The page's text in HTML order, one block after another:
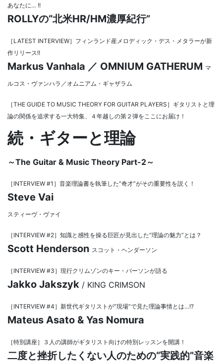
あなたに… !!
ROLLYの“北米HR/HM濃厚紀行”
［LATEST INTERVIEW］フィンランド産メロディック・デス・メタラーが新
作リリース!!
Markus Vanhala ／ OMNIUM GATHERUM マ
ルコス・ヴァンハラ／オムニアム・ギャザラム
［THE GUIDE TO MUSIC THEORY FOR GUITAR PLAYERS］ギタリストと理
論の関係を追求する一大特集、４年越しの第２弾をここにお届け！
続・ギターと理論
～The Guitar & Music Theory Part-2～
［INTERVIEW #1］音楽理論書を執筆した“奇才”がその重要性を説く！
Steve Vai
スティーヴ・ヴァイ
［INTERVIEW #2］知識と感性を操る巨匠が見出した“理論の魅力”とは？
Scott Henderson スコット・ヘンダーソン
［INTERVIEW #3］現行クリムゾンのキー・パーソンが語る
Jakko Jakszyk / KING CRIMSON
［INTERVIEW #4］新世代ギタリストが“現場”で見た理論事情とは…!?
Mateus Asato & Yas Nomura
［特別講座］３人の講師がギタリスト向けの特別レッスンを開講！
二度と挫折したくない人のための“実践的”音楽